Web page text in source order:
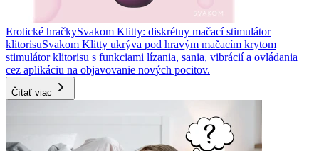
Erotické hračkySvakom Klitty: diskrétny mačací stimulátor
klitorisuSvakom Klitty ukrýva pod hravým mačacím krytom
stimulátor klitorisu s funkciami lízania, sania, vibrácií a ovládania
cez aplikáciu na objavovanie nových pocitov.
Čítať viac